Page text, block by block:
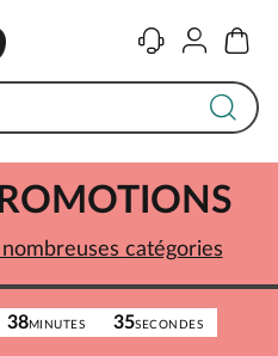
ContactComptePanier
38MINUTES 35SECONDES
catégories